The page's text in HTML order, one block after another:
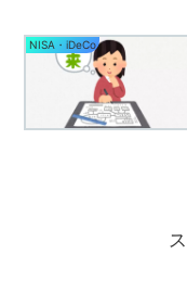
NISA・iDeCo